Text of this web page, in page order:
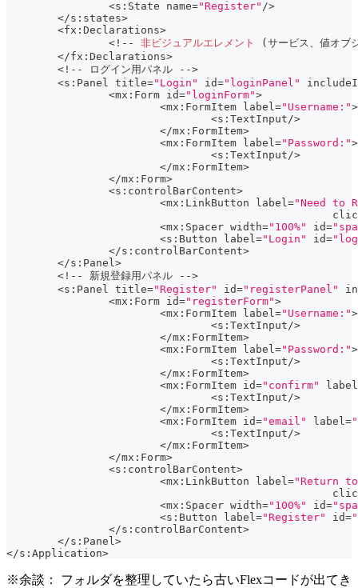
<s : State name="Register" />
</s : states>
<fx : Declarations>
< ! -- 非ビジュアルエレメント ( サービス、値オブ
</fx : Declarations>
< ! -- ログイン用パネル -->
<s : Panel title="Login" id="loginPanel"
<mx : Form id="loginForm">
<mx : FormItem label="Username:">
<s : TextInput/>
</mx : FormItem>
<mx : FormItem label="Password:">
<s : TextInput/>
</mx : FormItem>
</mx : Form>
<s : controlBarContent>
<mx : LinkButton label="Need to
<mx : Spacer width="100%" id=
<s : Button label="Login" id=
</s : controlBarContent>
</s : Panel>
< ! -- 新規登録用パネル -->
<s : Panel title="Register" id="registerPanel"
<mx : Form id="registerForm">
<mx : FormItem label="Username:">
<s : TextInput/>
</mx : FormItem>
<mx : FormItem label="Password:">
<s : TextInput/>
</mx : FormItem>
<mx : FormItem id="confirm"
label
<s : TextInput/>
</mx : FormItem>
<mx : FormItem id="email" label=
<s : TextInput/>
</mx : FormItem>
</mx : Form>
<s : controlBarContent>
<mx : LinkButton label="Return
<mx : Spacer width="100%" id=
<s : Button label="Register" id=
</s : controlBarContent>
</s : Panel>
</s : Application>
※余談： フォルダを整理していたら古いFlexコードが出てき